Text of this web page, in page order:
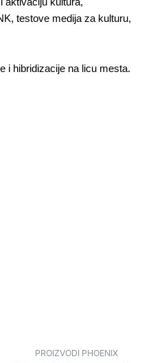
testove medija za kulturu,
i hibridizacije na licu mesta.
PROIZVODI PHOENIX